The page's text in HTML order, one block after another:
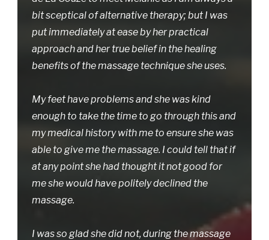
bit sceptical of alternative therapy; but I was
put immediately at ease by her practical
approach and her true belief in the healing
benefits of the massage technique she uses.
My feet have problems and she was kind
enough to take the time to go through this and
my medical history with me to ensure she was
able to give me the massage. I could tell that if
at any point she had thought it not good for
me she would have politely declined the
massage.
I was so glad she did not, during the massage